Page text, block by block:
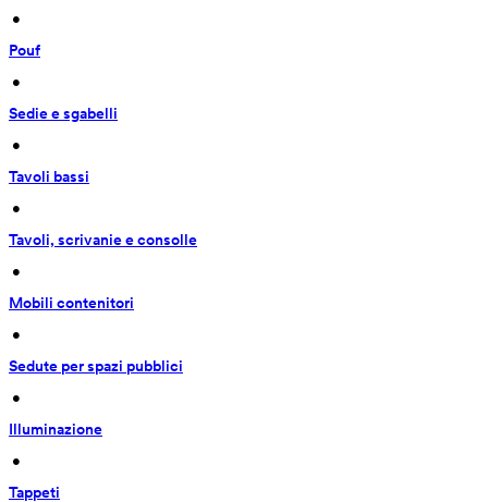
•
Pouf
•
Sedie e sgabelli
•
Tavoli bassi
•
Tavoli, scrivanie e consolle
•
Mobili contenitori
•
Sedute per spazi pubblici
•
Illuminazione
•
Tappeti